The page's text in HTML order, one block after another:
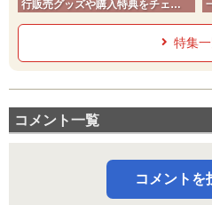
行販売グッズや購入特典をチェッ
特集
コメント一覧
コメントを